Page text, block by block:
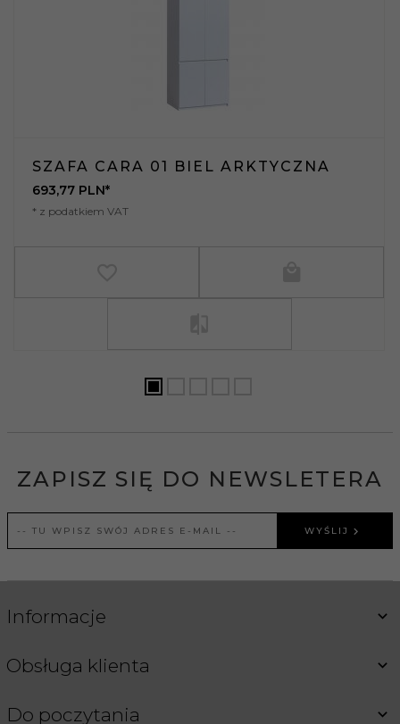
SZAFA CARA 01 BIEL ARKTYCZNA
693,77 PLN*
* z podatkiem VAT
ZAPISZ SIĘ DO NEWSLETERA
WYŚLIJ
Informacje
Obsługa klienta
Do poczytania